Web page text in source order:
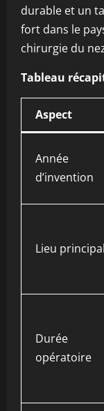
durable et un
fort dans le
chirurgie du
Tableau
Aspect
Année
d’invention
Lieu principal
Durée
opératoire